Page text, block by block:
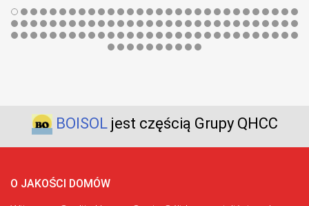
BOISOLjest częścią Grupy QHCC
O JAKOŚCI DOMÓW